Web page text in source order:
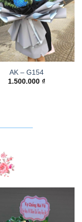
AK – G154
1.500.000 ₫